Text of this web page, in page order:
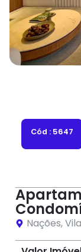
Cód : 5647
Nações,